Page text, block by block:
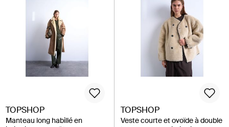
TOPSHOP
Manteau long habillé en
TOPSHOP
Veste courte et ovoïde à double